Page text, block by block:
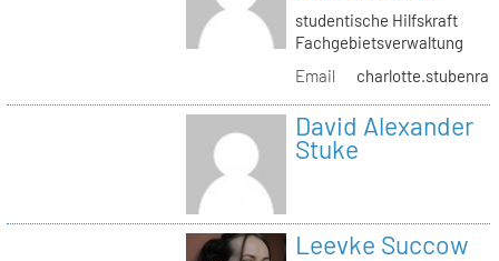
studentische Hilfskraft
Fachgebietsverwaltung
Email
David Alexander
Stuke
Leevke Succow